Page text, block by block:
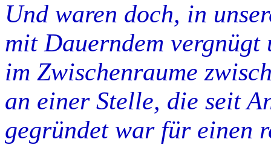
Und waren doch, in
mit Dauerndem vergnügt
im Zwischenraume
an einer Stelle, die seit
gegründet war für einen